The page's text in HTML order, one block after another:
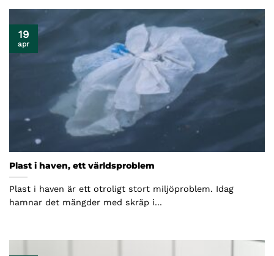
Plast i haven, ett världsproblem
Plast i haven är ett otroligt stort miljöproblem. Idag
hamnar det mängder med skräp i...
19
apr